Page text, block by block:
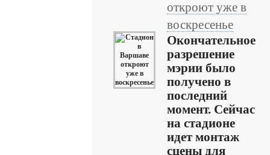
откроют уже в
воскресенье
Окончательное
разрешение
мэрии было
получено в
последний
момент. Сейчас
на стадионе
идет монтаж
сцены для